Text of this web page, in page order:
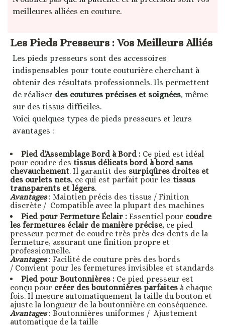
meilleures alliées en couture.
Les Pieds Presseurs : Vos Meilleurs Alliés
Les pieds presseurs sont des accessoires
indispensables pour toute couturière cherchant à
obtenir des résultats professionnels. Ils permettent
de réaliser des coutures précises et soignées, même
sur des tissus difficiles.
Voici quelques types de pieds presseurs et leurs
avantages :
Pied d'Assemblage Bord à Bord : Ce pied est idéal
pour coudre des tissus délicats bord à bord sans
chevauchement. Il garantit des surpiqûres droites et
des ourlets nets, ce qui est parfait pour les tissus
transparents et légers.
Avantages: Maintien précis des tissus / Finition
discrète / Compatible avec la plupart des machines
Pied pour Fermeture Éclair : Essentiel pour coudre
les fermetures éclair de manière précise, ce pied
presseur permet de coudre très près des dents de la
fermeture, assurant une finition propre et
professionnelle.
Avantages: Facilité de couture près des bords
/ Convient pour les fermetures invisibles et standards
Pied pour Boutonnières : Ce pied presseur est
conçu pour créer des boutonnières parfaites à chaque
fois. Il mesure automatiquement la taille du bouton et
ajuste la longueur de la boutonnière en conséquence.
Avantages: Boutonnières uniformes / Ajustement
automatique de la taille